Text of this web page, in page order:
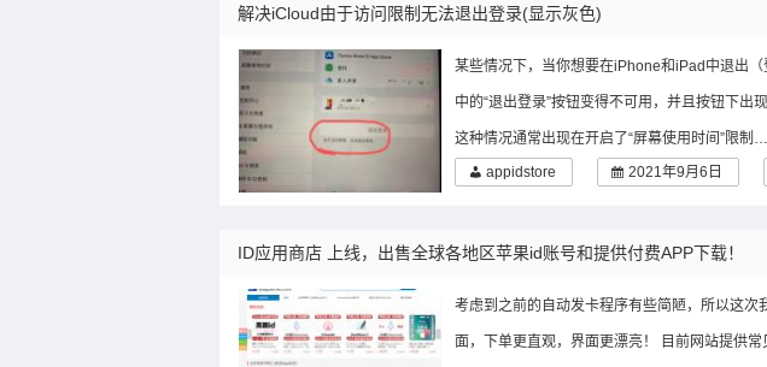
解决iCloud由于访问限制无法退出登录(显示灰色)
某些情况下，当你想要在iPhone和iPad中退出
中的“退出登录”按钮变得不可用，并且按钮下出
这种情况通常出现在开启了“屏幕使用时间”限制…
appidstore
2021年9月6日
ID应用商店 上线，出售全球各地区苹果id账号和提供付费APP下载！
考虑到之前的自动发卡程序有些简陋，所以这
面，下单更直观，界面更漂亮！ 目前网站提供